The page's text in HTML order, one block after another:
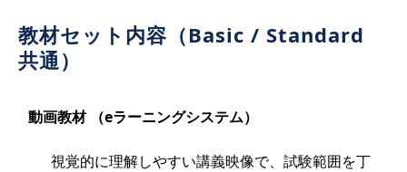
教材セット内容（Basic / Standard
共通）
動画教材 （eラーニングシステム）
視覚的に理解しやすい講義映像で、試験範囲を丁